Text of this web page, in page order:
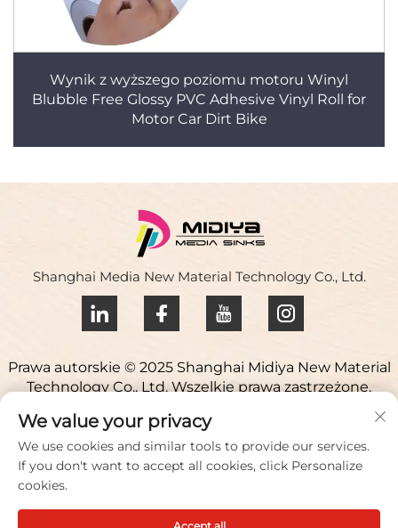
Wynik z wyższego poziomu motoru Winyl
Blubble Free Glossy PVC Adhesive Vinyl Roll for
Motor Car Dirt Bike
Shanghai Media New Material Technology Co., Ltd.
Prawa autorskie © 2025 Shanghai Midiya New Material
Technology Co., Ltd. Wszelkie prawa zastrzeżone.
Polityka prywatności
Skontaktuj się z nami
Address: Park naukowy Yuqiao, 98 Lianfu Road, miasto
Jiuting, dystrykt Songjiang, Szanghaj, Chiny
We value your privacy
We use cookies and similar tools to provide our services.
If you don't want to accept all cookies, click Personalize
cookies.